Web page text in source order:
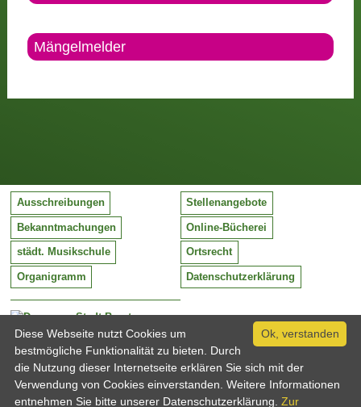
Mängelmelder
Stadt Barntrup
Mittelstraße 38
32683 Barntrup
Tel:
Email:
05263 / 409-0
info@barntrup.de
Ausschreibungen Stellenangebote
Bekanntmachungen Online-Bücherei
städt. Musikschule Ortsrecht
Organigramm Datenschutzerklärung
Ok, verstanden
Diese Webseite nutzt Cookies um
bestmögliche Funktionalität zu bieten. Durch
die Nutzung dieser Internetseite erklären Sie sich mit der
Verwendung von Cookies einverstanden. Weitere Informationen
entnehmen Sie bitte unserer Datenschutzerklärung. Zur